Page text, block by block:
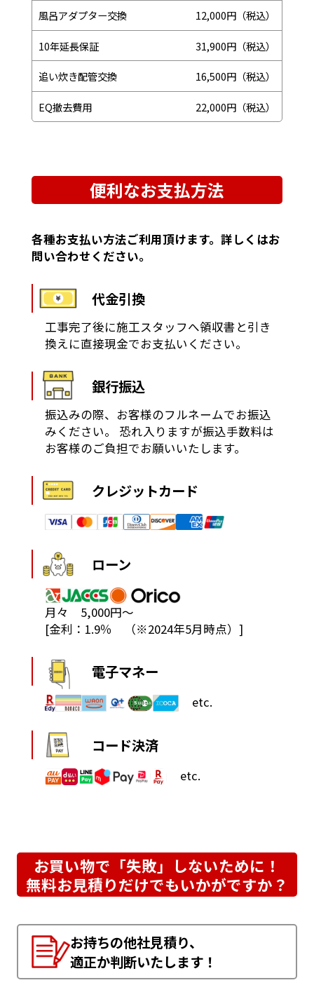
風呂アダプター交換 12,000円（税込）
10年延長保証 31,900円（税込）
追い炊き配管交換 16,500円（税込）
EQ撤去費用 22,000円（税込）
便利なお支払方法
各種お支払い方法ご利用頂けます。詳しくはお
問い合わせください。
代金引換
工事完了後に施工スタッフへ領収書と引き
換えに直接現金でお支払いください。
銀行振込
振込みの際、お客様のフルネームでお振込
みください。
恐れ入りますが振込手数料は
お客様のご負担でお願いいたします。
クレジットカード
ローン
月々 5,000円～
[金利：1.9％ （※2024年5月時点）]
電子マネー
etc.
コード決済
etc.
お買い物で「失敗」しないために！
無料お見積りだけでもいかがですか？
お持ちの他社見積り、
適正か判断いたします！